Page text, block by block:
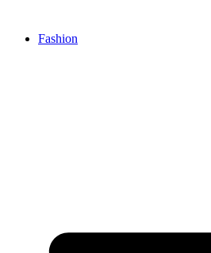
Fashion